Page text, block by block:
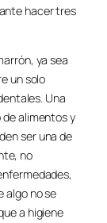
hacer tres
ya sea
un solo
Una
alimentos y
ser una de
no
algo no se
a higiene